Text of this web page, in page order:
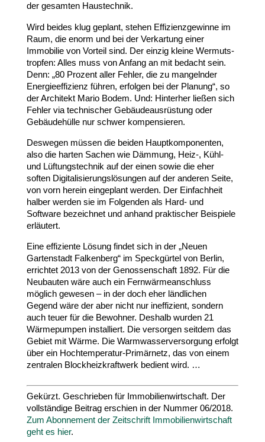
der gesamten Haustechnik.
Wird beides klug geplant, stehen Effi­zi­enz­ge­winne im
Raum, die enorm und bei der Verkartung einer
Immobilie von Vorteil sind. Der einzig kleine Wermuts­
tropfen: Alles muss von Anfang an mit bedacht sein.
Denn: „80Prozent aller Fehler, die zu mangelnder
Ener­gie­ef­fi­zienz führen, erfolgen bei der Planung“, so
der Architekt Mario Bodem. Und: Hinterher ließen sich
Fehler via tech­ni­scher Gebäu­de­aus­rüstung oder
Gebäu­de­hülle nur schwer kompensieren.
Deswegen müssen die beiden Haupt­kom­po­nenten,
also die harten Sachen wie Dämmung, Heiz‑, Kühl-
und Lüftungs­technik auf der einen sowie die eher
soften Digi­ta­li­sie­rungs­lö­sungen auf der anderen Seite,
von vorn herein einge­plant werden. Der Einfachheit
halber werden sie im Folgenden als Hard- und
Software bezeichnet und anhand prak­ti­scher Beispiele
erläutert.
Eine effi­ziente Lösung findet sich in der „Neuen
Garten­stadt Falkenberg“ im Speck­gürtel von Berlin,
errichtet 2013von der Genos­sen­schaft 1892. Für die
Neubauten wäre auch ein Fern­wär­me­an­schluss
möglich gewesen – in der doch eher länd­lichen
Gegend wäre der aber nicht nur inef­fi­zient, sondern
auch teuer für die Bewohner. Deshalb wurden 21
Wärme­pumpen instal­liert. Die versorgen seitdem das
Gebiet mit Wärme. Die Warm­was­ser­ver­sorgung erfolgt
über ein Hochtemperatur-​Primärnetz, das von einem
zentralen Block­heiz­kraftwerk bedient wird. …
Gekürzt. Geschrie­ben für Immo­bi­li­en­wirt­schaft. Der
voll­stän­dige Beitrag erschien in der Nummer 06/​2018.
Zum Abon­ne­ment der Zeit­schrift Immo­bi­li­en­wirt­schaft
geht es hier.